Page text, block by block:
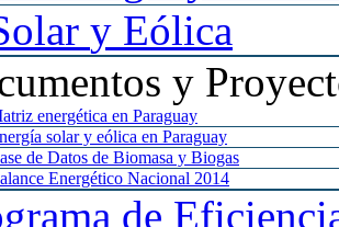
y Eólica
y
energética en Paraguay
solar y eólica en Paraguay
de Datos de Biomasa y Biogas
Energético Nacional 2014
de